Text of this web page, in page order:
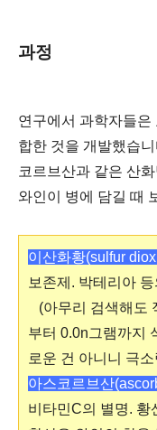
과정
연구에서 과학자들은
합한 것을 개발했습
코르브산과 같은 산
와인이 병에 담길 때
이산화황(sulfur
보존제. 박테리아
(아무리 검색해도
부터 0.0n그램까지
로운 건 아니니 극
아스코르브산
비타민C의 별명. 황